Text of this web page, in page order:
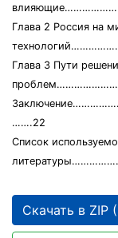
Глава 2 Россия на
Глава 3 Пути
…….22
Список
Скачать в ZIP